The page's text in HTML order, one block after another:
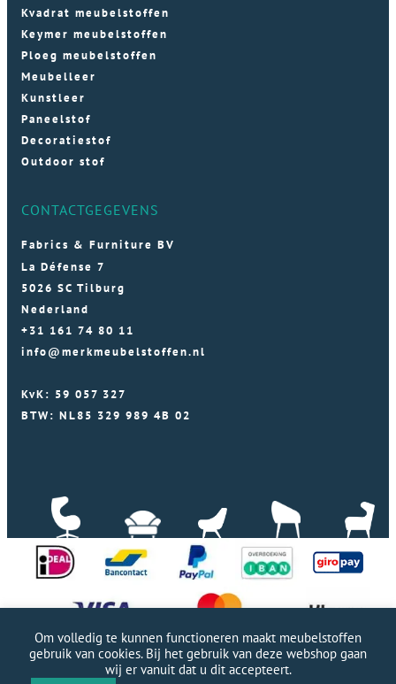
Kvadrat meubelstoffen
Keymer meubelstoffen
Ploeg meubelstoffen
Meubelleer
Kunstleer
Paneelstof
Decoratiestof
Outdoor stof
CONTACTGEGEVENS
Fabrics & Furniture BV
La Défense 7
5026 SC Tilburg
Nederland
+31 161 74 80 11
info@merkmeubelstoffen.nl
KvK: 59 057 327
BTW: NL85 329 989 4B 02
Professionele WordPress website door Webworx
Om volledig te kunnen functioneren maakt meubelstoffen
gebruik van cookies. Bij het gebruik van deze webshop gaan
wij er vanuit dat u dit accepteert.